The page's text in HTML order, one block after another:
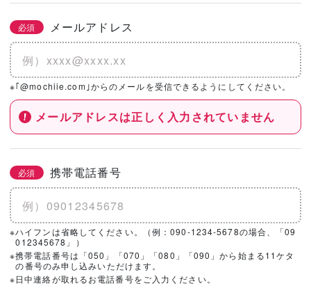
必須 メールアドレス
※｢@mochiie.com｣からのメールを受信できるようにしてください。
メールアドレスは正しく入力されていません
必須 携帯電話番号
※ハイフンは省略してください。（例：090-1234-5678の場合、「09
012345678」）
※携帯電話番号は「050」「070」「080」「090」から始まる11ケタ
の番号のみ申し込みいただけます。
※日中連絡が取れるお電話番号をご入力ください。